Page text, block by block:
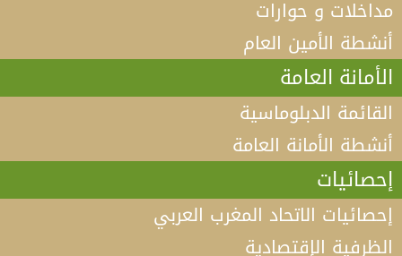
مداخلات و حوارات
أنشطة الأمين العام
الأمانة العامة
القائمة الدبلوماسية
أنشطة الأمانة العامة
إحصائيات
إحصائيات الاتحاد المغرب العربي
الظرفية الإقتصادية